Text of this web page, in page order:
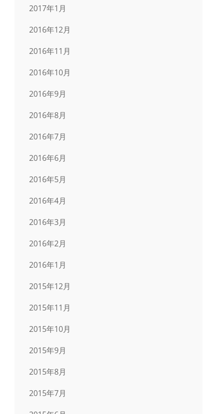
2017年1月
2016年12月
2016年11月
2016年10月
2016年9月
2016年8月
2016年7月
2016年6月
2016年5月
2016年4月
2016年3月
2016年2月
2016年1月
2015年12月
2015年11月
2015年10月
2015年9月
2015年8月
2015年7月